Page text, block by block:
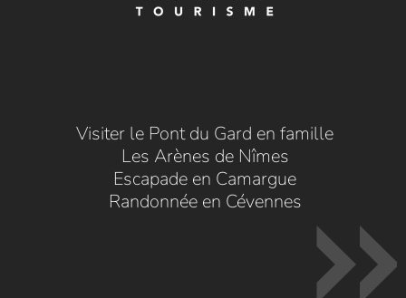
Visiter le Pont du Gard en famille
Les Arènes de Nîmes
Escapade en Camargue
Randonnée en Cévennes